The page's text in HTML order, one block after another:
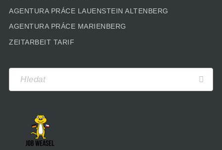
AGENTURA PRÁCE LAUENSTEIN ALTENBERG
AGENTURA PRÁCE MARIENBERG
ZEITARBEIT TARIF